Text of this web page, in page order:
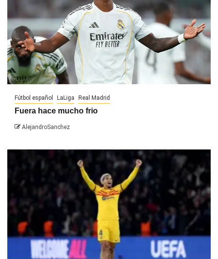
Fútbol español LaLiga Real Madrid
Fuera hace mucho frio
AlejandroSanchez